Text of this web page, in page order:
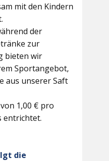
mit den Kindern
der
zur
bieten wir
Sportangebot,
aus unserer Saft
1,00 € pro
entrichtet.
die